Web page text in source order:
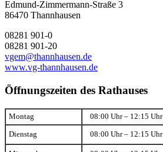
Edmund-Zimmermann-Straße 3
86470 Thannhausen
08281 901-0
08281 901-20
vgem@thannhausen.de
www.vg-thannhausen.de
Öffnungszeiten des Rathauses
Montag 08:00 Uhr – 12:15 Uhr
Dienstag 08:00 Uhr – 12:15 Uhr